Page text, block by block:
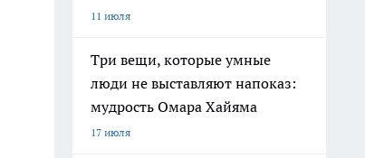
11 июля
Три вещи, которые умные
люди не выставляют напоказ:
мудрость Омара Хайяма
17 июля